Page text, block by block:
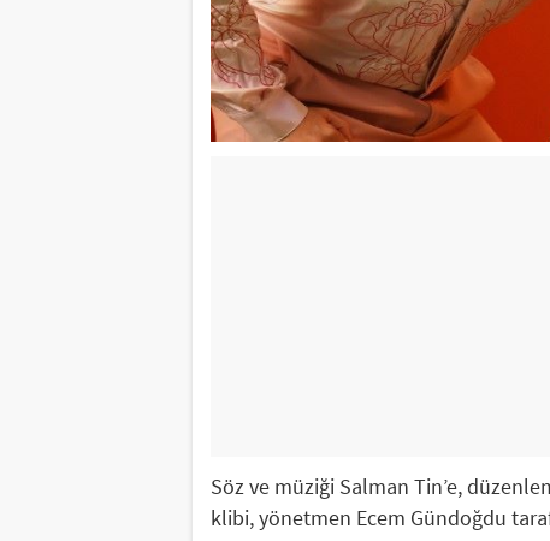
Söz ve müziği Salman Tin’e,
klibi, yönetmen Ecem Gündoğdu